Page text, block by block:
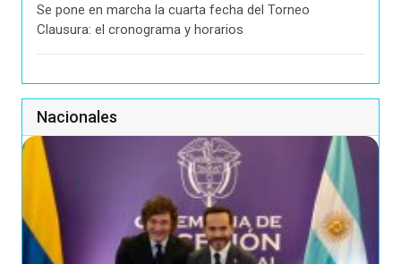
Se pone en marcha la cuarta fecha del Torneo
Clausura: el cronograma y horarios
Nacionales